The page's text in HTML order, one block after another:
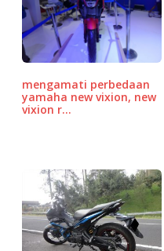
b
o
o
k
r A
p
p
mengamati perbedaan
yamaha new vixion, new
vixion r…